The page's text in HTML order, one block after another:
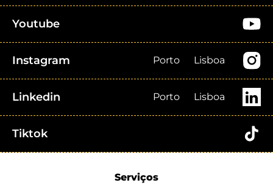
Youtube
Instagram Porto Lisboa
Linkedin Porto Lisboa
Tiktok
Serviços